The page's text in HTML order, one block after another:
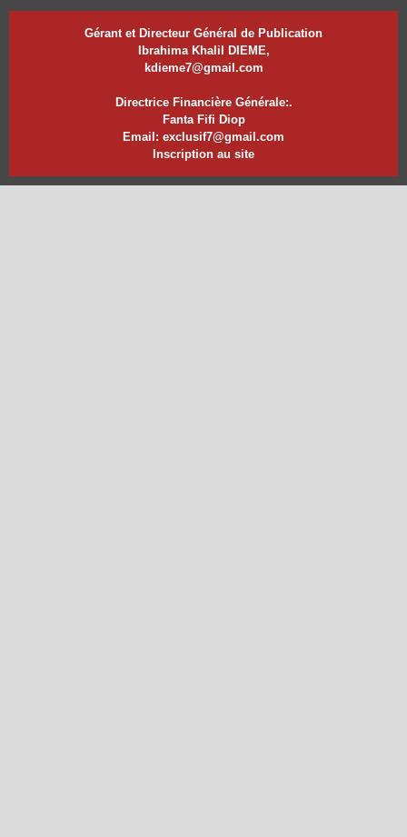
Gérant et Directeur Général de Publication
Ibrahima Khalil DIEME,
kdieme7@gmail.com
Directrice Financière Générale:.
Fanta Fifi Diop
Email: exclusif7@gmail.com
Inscription au site